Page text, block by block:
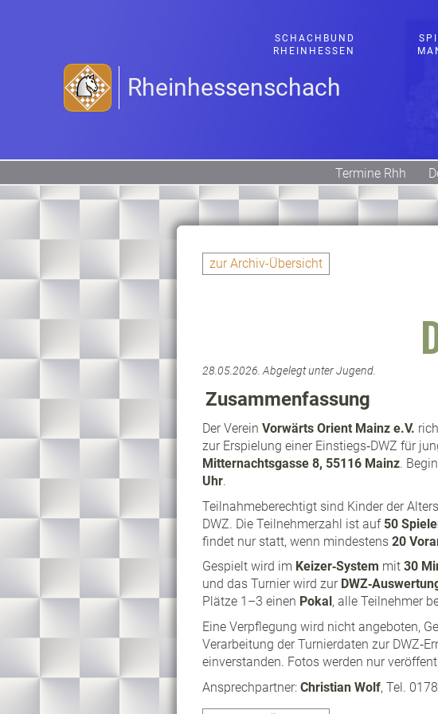
SCHACHBUND
RHEINHESSEN
Rheinhessenschach
Termine Rhh
zur Archiv-Übersicht
28.05.2026. Abgelegt unter Jugend.
Zusammenfassung
Der Verein Vorwärts Orient Mainz e.V.
zur Erspielung einer Einstiegs‑DWZ für
Mitternachtsgasse 8, 55116 Mainz.
Uhr.
Teilnahmeberechtigt sind Kinder der
DWZ. Die Teilnehmerzahl ist auf 50
findet nur statt, wenn mindestens 20
Gespielt wird im Keizer‑System mit 30
und das Turnier wird zur
Plätze 1–3 einen Pokal , alle Teilnehmer
Eine Verpflegung wird nicht angeboten,
Verarbeitung der Turnierdaten zur
einverstanden. Fotos werden nur
Ansprechpartner: Christian Wolf, Tel.